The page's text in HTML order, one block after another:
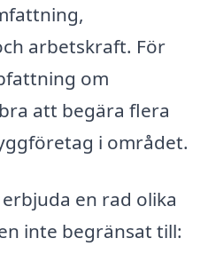
arbetskraft. För
om
att begära flera
i området.
en rad olika
inte begränsat till: